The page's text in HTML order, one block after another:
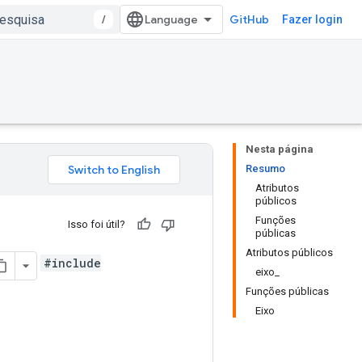
/ GitHub Fazer login
Nesta página
Resumo
Atributos
públicos
Funções
públicas
Atributos públicos
eixo_
Funções públicas
Eixo
Isso foi útil?
#include